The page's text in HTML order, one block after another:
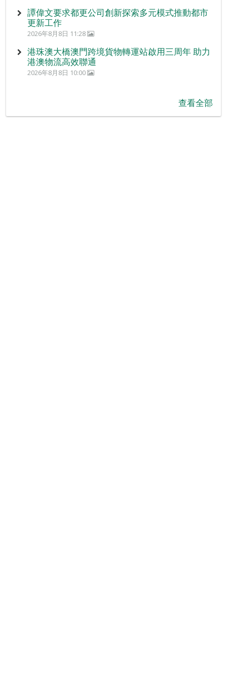
譚偉文要求都更公司創新探索多元模式推動都市
更新工作
2026年8月8日 11:28
港珠澳大橋澳門跨境貨物轉運站啟用三周年 助力
港澳物流高效聯通
2026年8月8日 10:00
查看全部